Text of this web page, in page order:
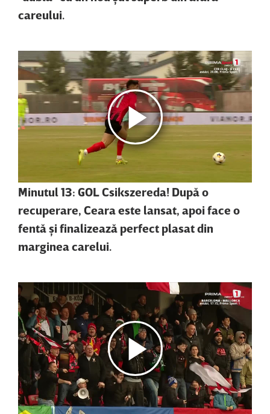
careului.
Minutul 13: GOL Csikszereda! După o
recuperare, Ceara este lansat, apoi face o
fentă şi finalizează perfect plasat din
marginea carelui.